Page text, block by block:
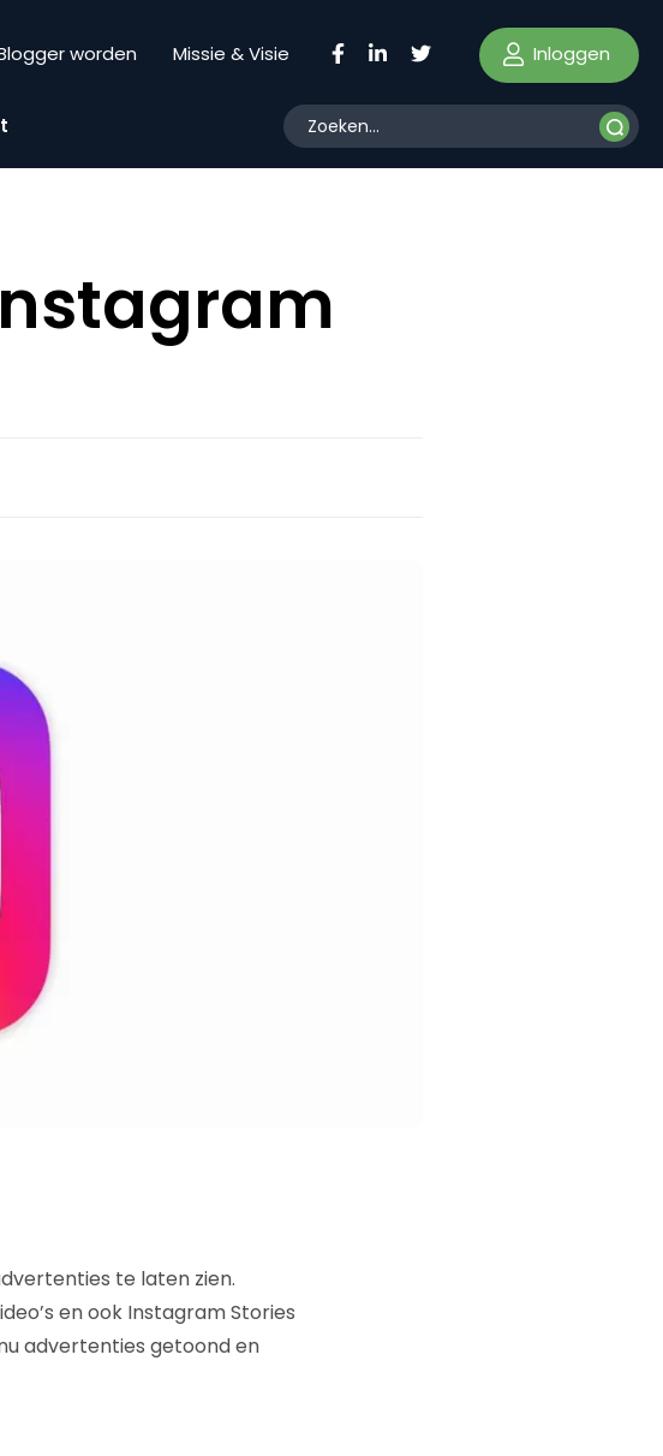
worden Missie & Visie Inloggen
te laten zien.
en ook Instagram Stories
advertenties getoond en